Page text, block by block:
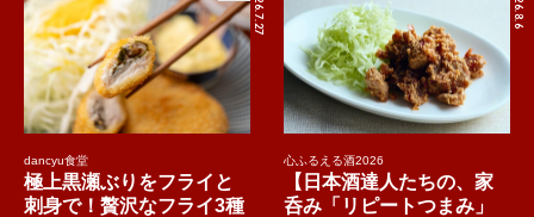
dancyu食堂
極上黒瀬ぶりをフライと
刺身で！贅沢なフライ3種
心ふるえる酒2026
【日本酒達人たちの、家
呑み「リピートつまみ」